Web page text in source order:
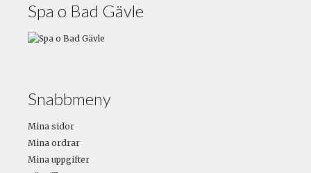
Spa o Bad Gävle
Snabbmeny
Mina sidor
Mina ordrar
Mina uppgifter